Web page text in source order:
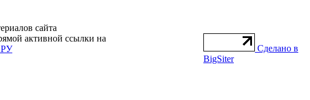
сайта
активной ссылки на
Сделано в
BigSiter